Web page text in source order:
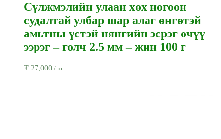
Сүлжмэлийн улаан хөх ногоон
судалтай улбар шар алаг өнгөтэй
амьтны үстэй нянгийн эсрэг өчүү
ээрэг – голч 2.5 мм – жин 100 г
₮ 27,000 / ш